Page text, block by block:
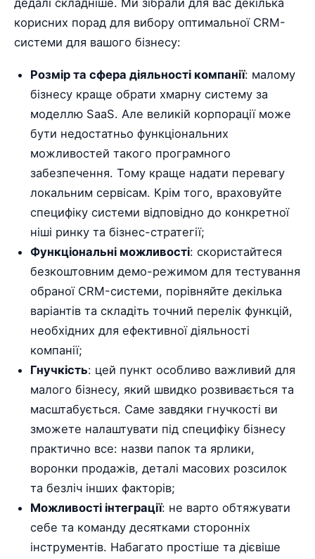
дедалі складніше. Ми зібрали для вас декілька
корисних порад для вибору оптимальної CRM-
системи для вашого бізнесу:
Розмір та сфера діяльності компанії: малому
бізнесу краще обрати хмарну систему за
моделлю SaaS. Але великій корпорації може
бути недостатньо функціональних
можливостей такого програмного
забезпечення. Тому краще надати перевагу
локальним сервісам. Крім того, враховуйте
специфіку системи відповідно до конкретної
ніші ринку та бізнес-стратегії;
Функціональні можливості: скористайтеся
безкоштовним демо-режимом для тестування
обраної CRM-системи, порівняйте декілька
варіантів та складіть точний перелік функцій,
необхідних для ефективної діяльності
компанії;
Гнучкість: цей пункт особливо важливий для
малого бізнесу, який швидко розвивається та
масштабується. Саме завдяки гнучкості ви
зможете налаштувати під специфіку бізнесу
практично все: назви папок та ярлики,
воронки продажів, деталі масових розсилок
та безліч інших факторів;
Можливості інтеграції: не варто обтяжувати
себе та команду десятками сторонніх
інструментів. Набагато простіше та дієвіше